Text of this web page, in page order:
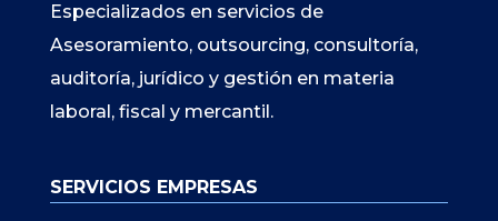
Especializados en servicios de
Asesoramiento, outsourcing, consultoría,
auditoría, jurídico y gestión en materia
laboral, fiscal y mercantil.
SERVICIOS EMPRESAS